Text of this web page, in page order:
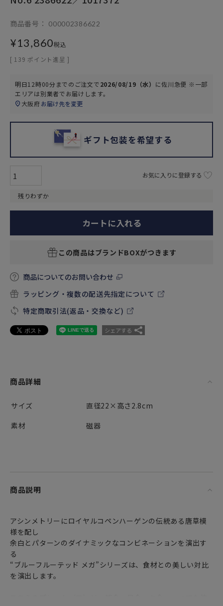
商品番号 000002386622
¥13,860税込
[ 139 ポイント進呈 ]
明日12時00分までのご注文で2026/08/19（水） に佐川急便 ※一部
エリアは別業者でお届けします。
大阪府お届け先を変更
ギフト包装を希望する
残りわずか
お気に入りに登録する
カートに入れる
この商品はブランドBOXがつきます
商品についてのお問い合わせ
ラッピング・複数の配送先指定について
特定商取引法(返品・交換など)
シェアする
商品詳細
サイズ
直径22×高さ2.8cm
素材
磁器
商品説明
アシンメトリーにロイヤルコペンハーゲンの伝統ある唐草模
様を配し
余白とパターンのダイナミックなコンビネーションを演出す
る
“ブルーフルーテッド メガ”シリーズは、食材との美しい対比
を演出します。